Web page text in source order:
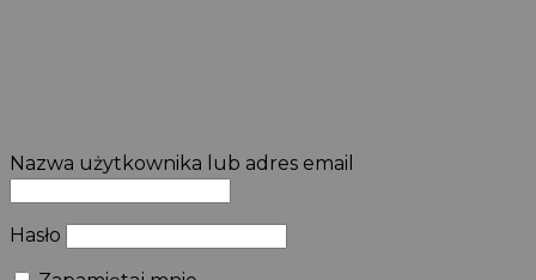
Nazwa użytkownika lub adres email
Hasło